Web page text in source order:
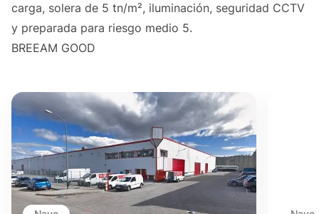
carga, solera de 5 tn/m², iluminación, seguridad CCTV
y preparada para riesgo medio 5.
BREEAM GOOD